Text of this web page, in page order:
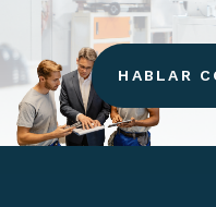
HABLAR